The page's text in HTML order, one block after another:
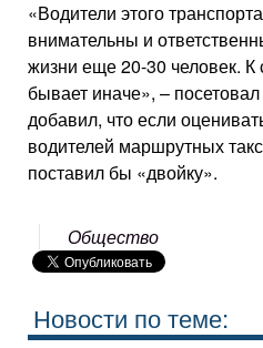
«Водители этого
внимательны и
жизни еще 20-30 человек.
бывает иначе», –
добавил, что если
водителей маршрутных
поставил бы «двойку».
Общество
Новости по теме: